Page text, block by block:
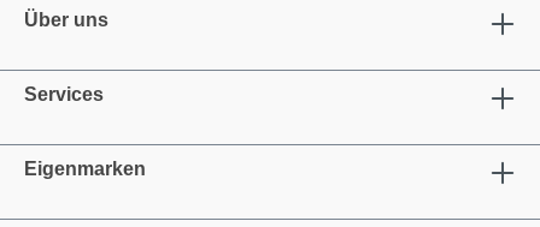
Über uns
Services
Eigenmarken